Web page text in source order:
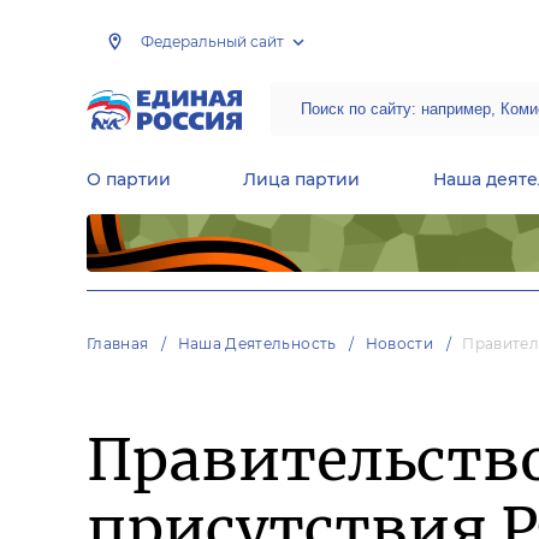
Федеральный сайт
О партии Лица партии Наша
Главная Наша Деятельность Новости